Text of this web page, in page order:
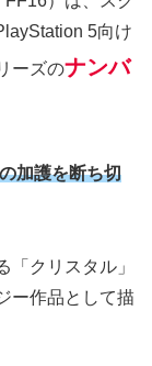
5向け
ーズのナンバ
加護を断ち切
クリスタル」
ー作品として描